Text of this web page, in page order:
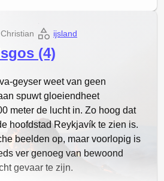
er wel mee zou kunnen leven,
heeft de potentie om meer dan
zijn. Behalve de weg liggen er
en
in het gebied die beschermd
Christian ijsland
(4)
geyser weet van geen
spuwt gloeiendheet
meter de lucht in. Zo hoog dat
hoofdstad Reykjavík te zien is.
beelden op, maar voorlopig is
ver genoeg van bewoond
gevaar te zijn.